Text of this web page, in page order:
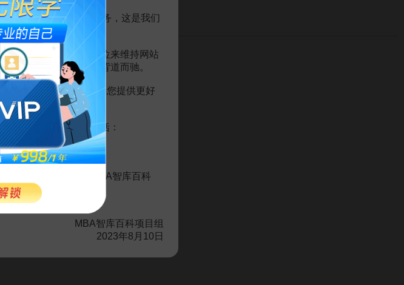
者的招聘面试实战
式为大家提供知识服务，这是我们
纯依靠不断增加广告位来维持网站
，这也与我们的初衷背道而驰。
会员收费制度，以便为您提供更好
开通），您的权益将包括：
支持。诚邀您加入MBA智库百科
和进步！
MBA智库百科项目组
2023年8月10日